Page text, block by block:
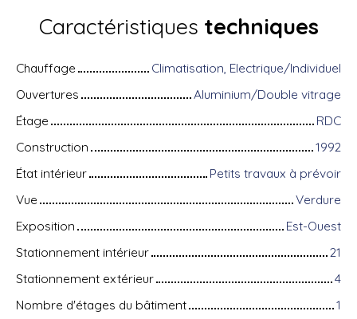
Caractéristiques techniques
Chauffage
Climatisation, Electrique/Individuel
Ouvertures
Aluminium/Double vitrage
Étage
RDC
Construction
1992
État intérieur
Petits travaux à prévoir
Vue
Verdure
Exposition
Est-Ouest
Stationnement intérieur
21
Stationnement extérieur
4
Nombre d'étages du bâtiment
1